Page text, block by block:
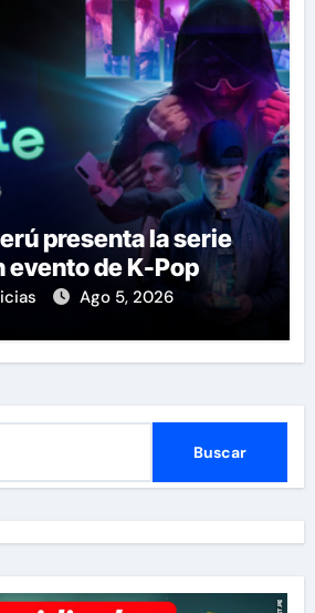
presenta la serie
evento de K-Pop
Ago 5, 2026